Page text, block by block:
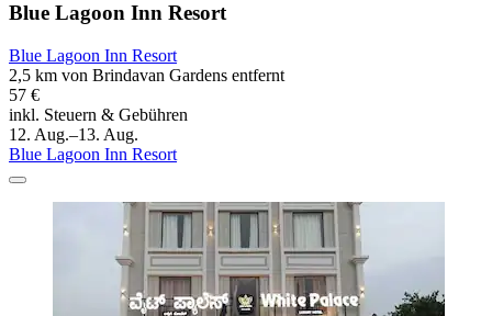
Blue Lagoon Inn Resort
Blue Lagoon Inn Resort
2,5 km von Brindavan Gardens entfernt
57 €
inkl. Steuern & Gebühren
12. Aug.–13. Aug.
Blue Lagoon Inn Resort